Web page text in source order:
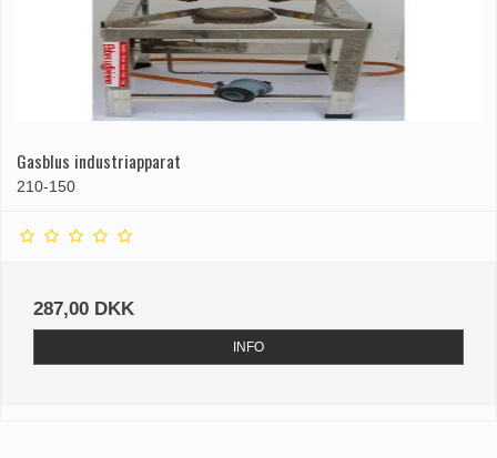
Gasblus industriapparat
210-150
287,00 DKK
INFO